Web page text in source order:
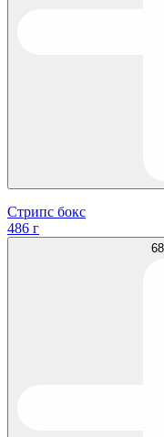
Стрипс бокс
486 г